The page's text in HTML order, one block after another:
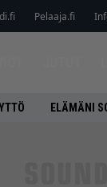
Pelaaja.fi
ELÄMÄNI